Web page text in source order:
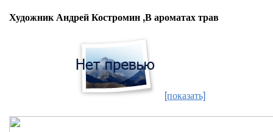
Художник Андрей Костромин ,В ароматах трав
[показать]